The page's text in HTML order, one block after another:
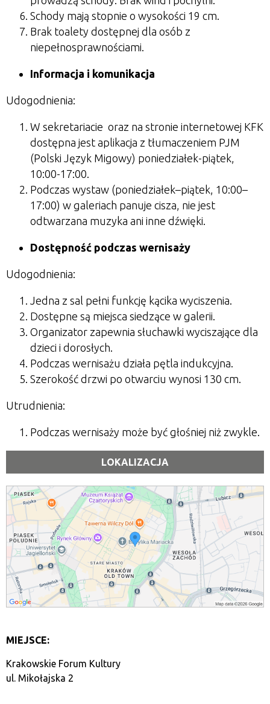
Schody mają stopnie o wysokości 19 cm.
Brak toalety dostępnej dla osób z
niepełnosprawnościami.
Informacja i komunikacja
Udogodnienia:
W sekretariacie oraz na stronie internetowej KFK
dostępna jest aplikacja z tłumaczeniem PJM
(Polski Język Migowy) poniedziałek-piątek,
10:00-17:00.
Podczas wystaw (poniedziałek–piątek, 10:00–
17:00) w galeriach panuje cisza, nie jest
odtwarzana muzyka ani inne dźwięki.
Dostępność podczas wernisaży
Udogodnienia:
Jedna z sal pełni funkcję kącika wyciszenia.
Dostępne są miejsca siedzące w galerii.
Organizator zapewnia słuchawki wyciszające dla
dzieci i dorosłych.
Podczas wernisażu działa pętla indukcyjna.
Szerokość drzwi po otwarciu wynosi 130 cm.
Utrudnienia:
Podczas wernisaży może być głośniej niż zwykle.
LOKALIZACJA
MIEJSCE:
Krakowskie Forum Kultury
ul. Mikołajska 2